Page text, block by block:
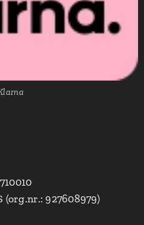
(org.nr.: 927608979)